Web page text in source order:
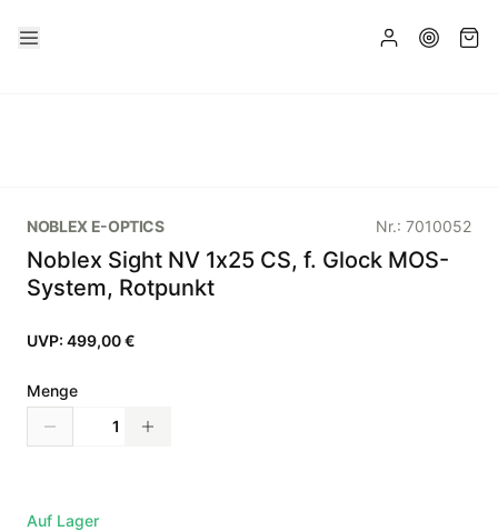
NOBLEX E-OPTICS Nr.: 7010052
Noblex Sight NV 1x25 CS, f. Glock MOS-
System, Rotpunkt
UVP: 499,00 €
Menge
Auf Lager